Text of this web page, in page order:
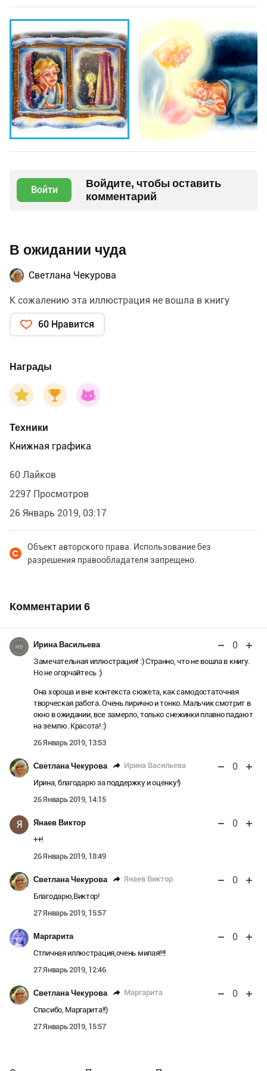
Войти
Войдите, чтобы оставить
комментарий
В ожидании чуда
Светлана Чекурова
К сожалению эта иллюстрация не вошла в книгу
60 Нравится
Награды
Техники
Книжная графика
60 Лайков
2297 Просмотров
26 Январь 2019, 03:17
Объект авторского права. Использование без
разрешения правообладателя запрещено.
Комментарии 6
Ирина Васильева 0
Замечательная иллюстрация! :) Странно, что не вошла в книгу.
Но не огорчайтесь :)
Она хороша и вне контекста сюжета, как самодостаточная
творческая работа. Очень лирично и тонко. Мальчик смотрит в
окно в ожидании, все замерло, только снежинки плавно падают
на землю. Красота! :)
26 Январь 2019, 13:53
Светлана Чекурова Ирина Васильева 0
Ирина, благодарю за поддержку и оценку!)
26 Январь 2019, 14:15
Я Янаев Виктор 0
++!
26 Январь 2019, 18:49
Светлана Чекурова Янаев Виктор 0
Благодарю,Виктор!
27 Январь 2019, 15:57
Маргарита 0
Стличная иллюстрация,очень милая!!!!
27 Январь 2019, 12:46
Светлана Чекурова Маргарита 0
Спасибо, Маргарита!!)
27 Январь 2019, 15:57